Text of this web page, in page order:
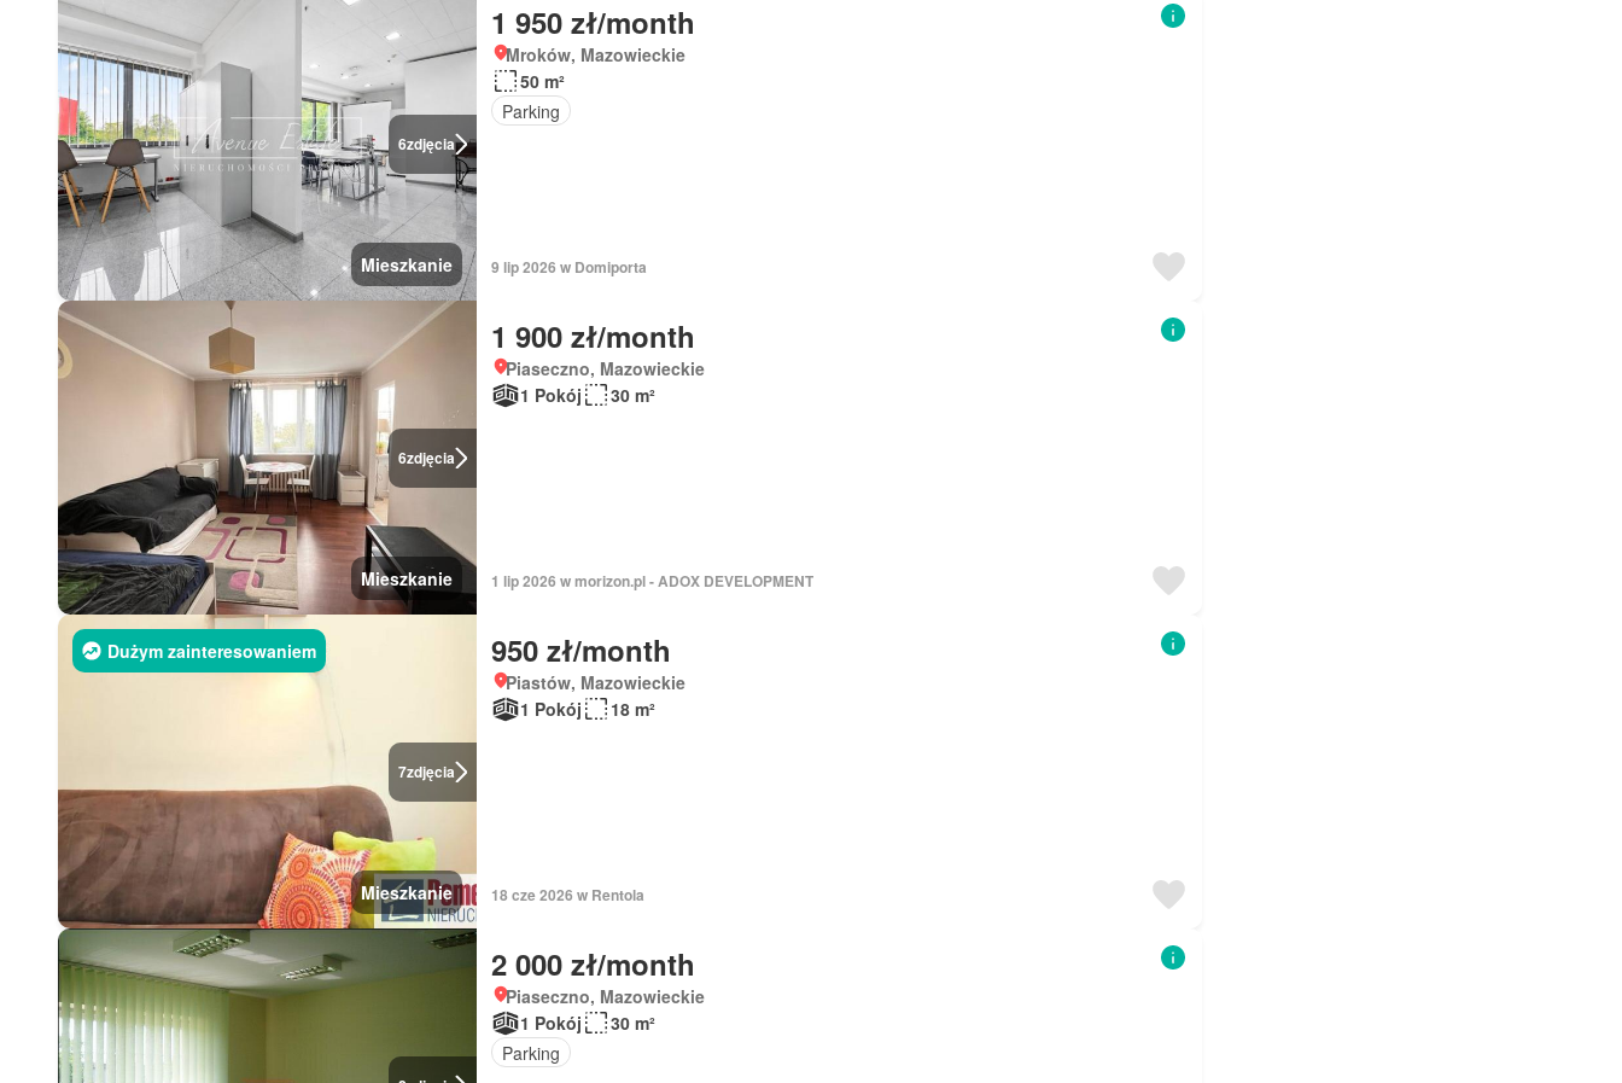
6zdjęcia
Mieszkanie
1 950 zł/month
Mroków, Mazowieckie
50 m²
Parking
9 lip 2026 w Domiporta
6zdjęcia
Mieszkanie
1 900 zł/month
Piaseczno, Mazowieckie
1 Pokój
30 m²
1 lip 2026 w morizon.pl - ADOX DEVELOPMENT
7zdjęcia
Dużym zainteresowaniem
Mieszkanie
950 zł/month
Piastów, Mazowieckie
1 Pokój
18 m²
18 cze 2026 w Rentola
2 000 zł/month
Piaseczno, Mazowieckie
1 Pokój
30 m²
Parking